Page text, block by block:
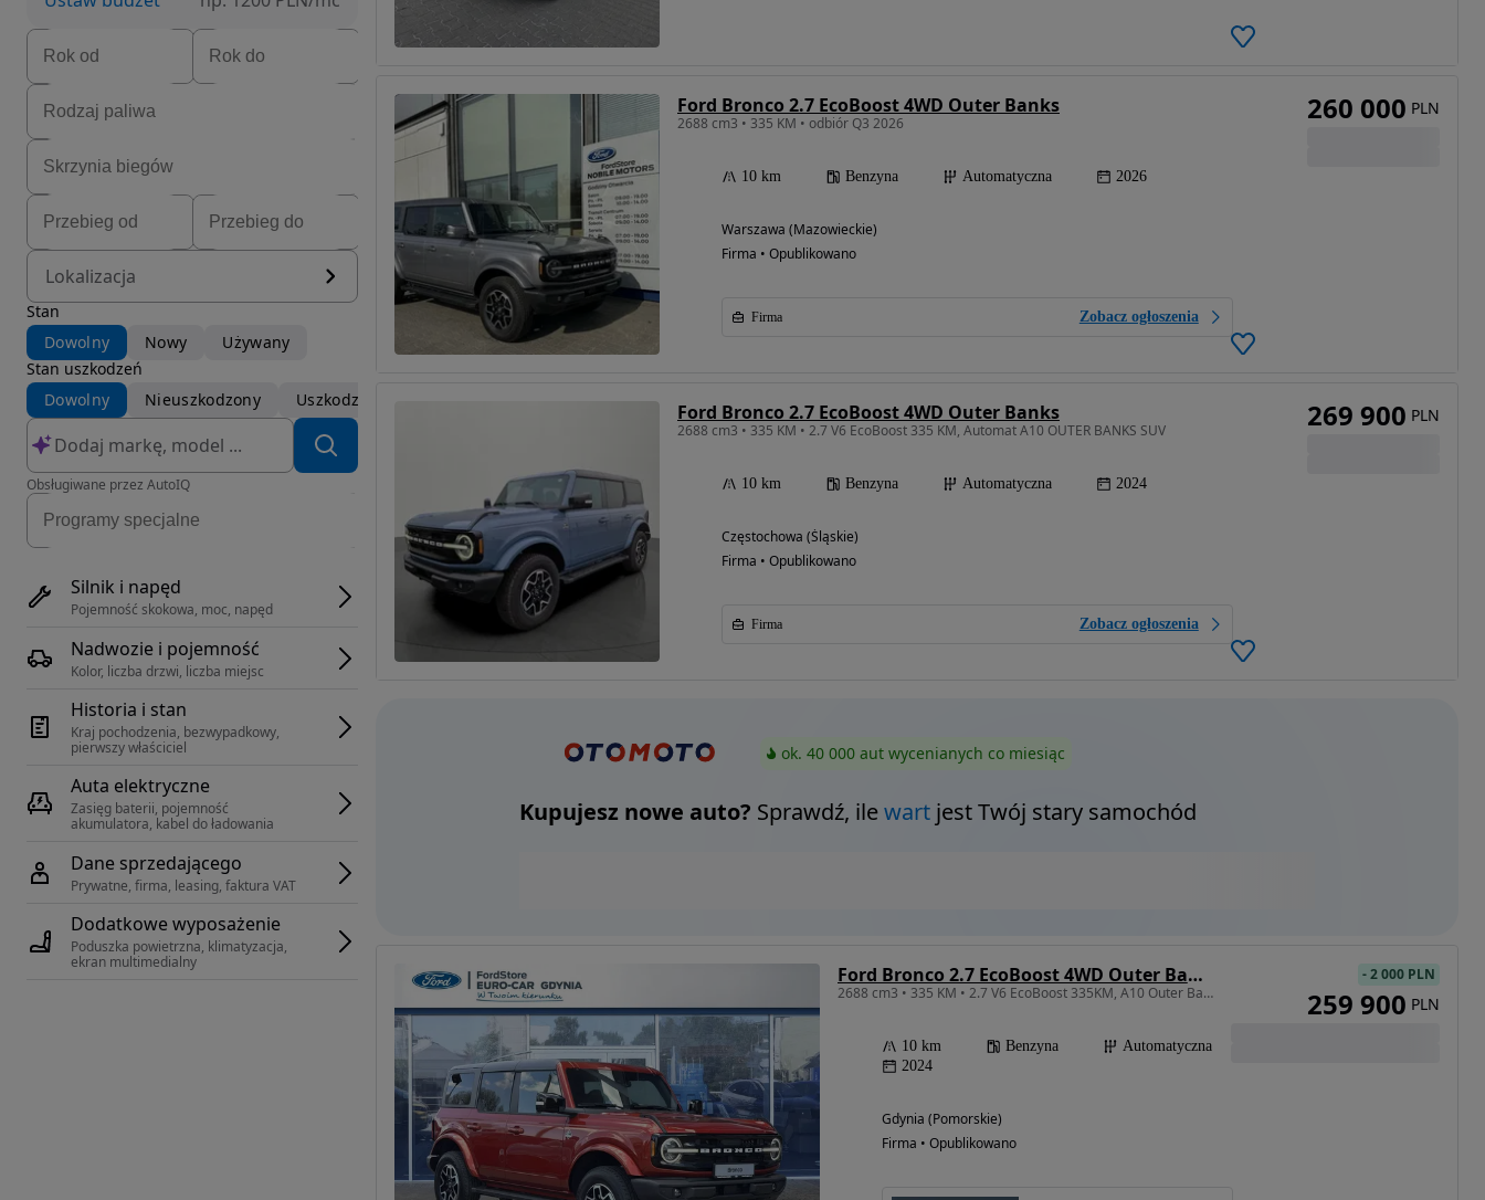
Lokalizacja
Stan
Dowolny
Nowy
Używany
Stan uszkodzeń
Dowolny
Nieuszkodzony Uszkodzony
Obsługiwane przez AutoIQ
Silnik i napęd
Pojemność skokowa, moc, napęd
Nadwozie i pojemność
Kolor, liczba drzwi, liczba miejsc
Historia i stan
Kraj pochodzenia, bezwypadkowy,
pierwszy właściciel
Auta elektryczne
Zasięg baterii, pojemność
akumulatora, kabel do ładowania
Dane sprzedającego
Prywatne, firma, leasing, faktura VAT
Dodatkowe wyposażenie
Poduszka powietrzna, klimatyzacja,
ekran multimedialny
Ford Bronco 2.7 EcoBoost 4WD Outer Banks
2688 cm3 • 335 KM • odbiór Q3 2026
10 km Benzyna Automatyczna 2026
Warszawa (Mazowieckie)
Firma • Opublikowano
Firma Zobacz ogłoszenia
260 000 PLN
Ford Bronco 2.7 EcoBoost 4WD Outer Banks
2688 cm3 • 335 KM • 2.7 V6 EcoBoost 335 KM, Automat A10 OUTER BANKS SUV
10 km Benzyna Automatyczna 2024
Częstochowa (Śląskie)
Firma • Opublikowano
Firma Zobacz ogłoszenia
269 900 PLN
ok. 40 000 aut wycenianych co miesiąc
Kupujesz nowe auto? Sprawdź, ilewartjest Twój stary samochód
Ford Bronco 2.7 EcoBoost 4WD Outer Banks
2688 cm3 • 335 KM • 2.7 V6 EcoBoost 335KM, A10 Outer Banks FordStore Gdynia
10 km Benzyna
Automatyczna
2024
Gdynia (Pomorskie)
Firma • Opublikowano
-2 000 PLN
259 900 PLN